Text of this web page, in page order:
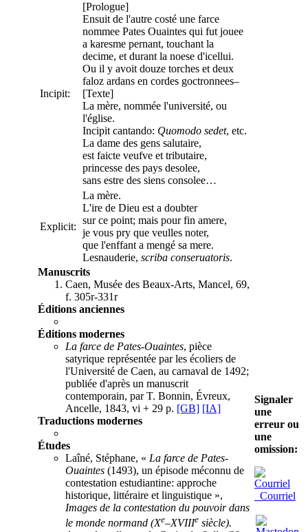
Incipit:
[Prologue]
Ensuit de l'autre costé une farce
nommee Pates Ouaintes qui fut jouee
a karesme pernant, touchant la
decime, et durant la noese d'icellui.
Ou il y avoit douze torches et deux
faloz ardans en cordes goctronnees–
[Texte]
La mère, nommée l'université, ou
l'église.
Incipit cantando: Quomodo sedet, etc.
La dame des gens salutaire,
est faicte veufve et tributaire,
princesse des pays desolee,
sans estre des siens consolee…
Explicit:
La mère.
L'ire de Dieu est a doubter
sur ce point; mais pour fin amere,
je vous pry que veulles noter,
que l'enffant a mengé sa mere.
Lesnauderie, scriba conseruatoris.
Manuscrits
Caen, Musée des Beaux-Arts, Mancel, 69,
f. 305r-331r
Éditions anciennes
Éditions modernes
La farce de Pates-Ouaintes, pièce
satyrique représentée par les écoliers de
l'Université de Caen, au carnaval de 1492;
publiée d'après un manuscrit
contemporain, par T. Bonnin, Évreux,
Ancelle, 1843, vi + 29 p. [GB] [IA]
Traductions modernes
Études
Laîné, Stéphane, « La farce de Pates-
Ouaintes (1493), un épisode méconnu de
contestation estudiantine: approche
historique, littéraire et linguistique »,
Images de la contestation du pouvoir dans
le monde normand (Xe–XVIIIe siècle).
Signaler
une
erreur ou
une
omission:
Courriel